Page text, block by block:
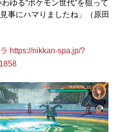
ゆる“ポケモン世代”を狙って
事にハマりましたね」（原田
https://nikkan-spa.jp/?